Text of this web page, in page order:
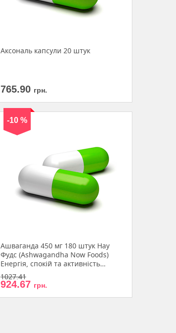
Аксональ капсули 20 штук
765.90 грн.
-10 %
Ашваганда 450 мг 180 штук Нау
Фудс (Ashwagandha Now Foods)
Енергія, спокій та активність
капсули вегетеріанські
1027.41
924.67 грн.